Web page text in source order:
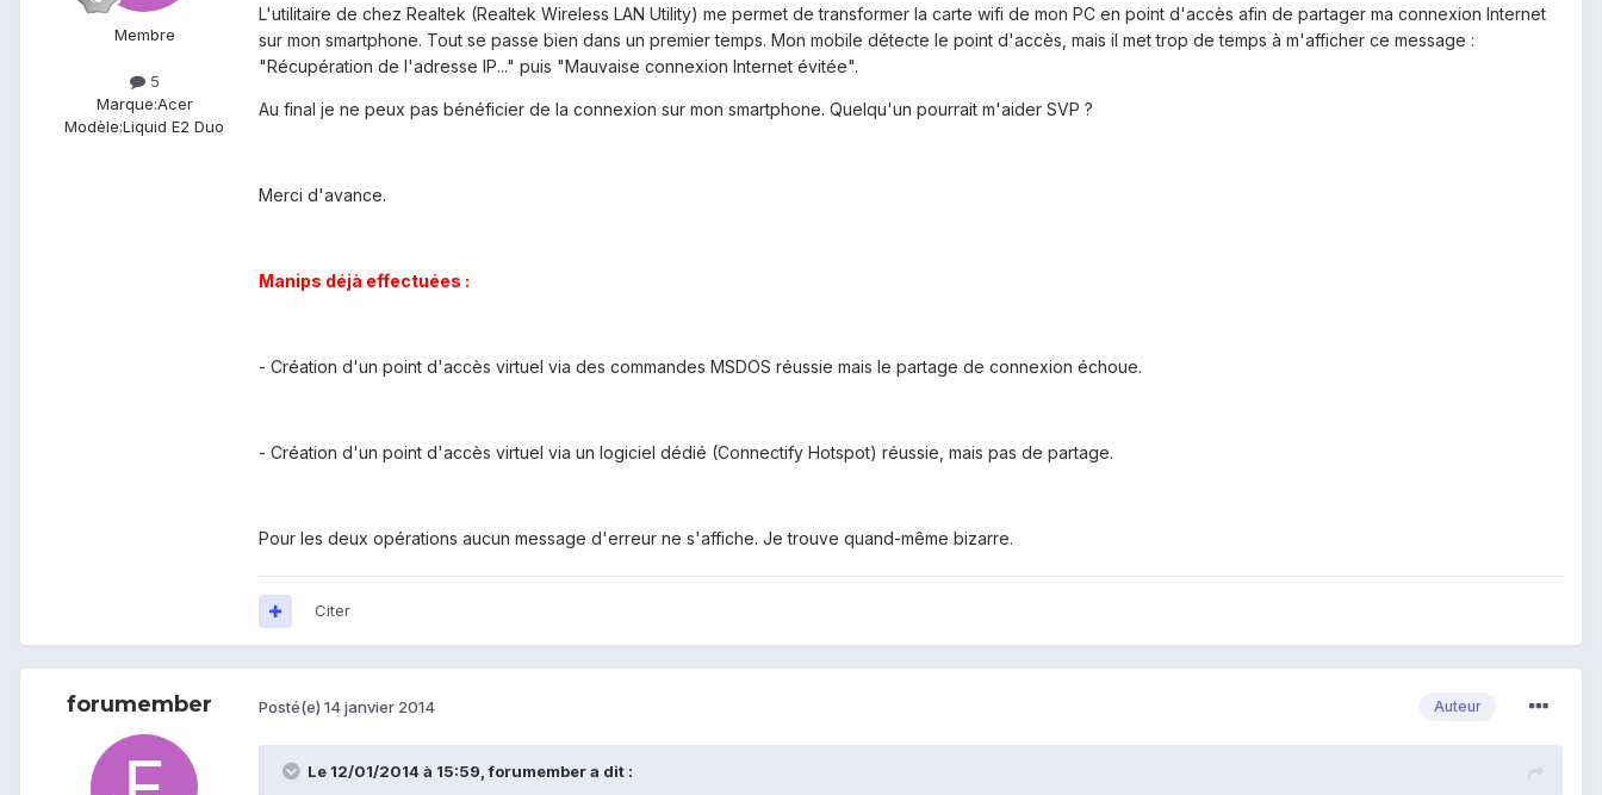
Membre
5
Marque:Acer
Modèle:Liquid E2 Duo
L'utilitaire de chez Realtek (Realtek Wireless LAN Utility) me permet de transformer la carte wifi de mon PC en point d'accès afin de partager ma connexion Internet
sur mon smartphone. Tout se passe bien dans un premier temps. Mon mobile détecte le point d'accès, mais il met trop de temps à m'afficher ce message :
"Récupération de l'adresse IP..." puis "Mauvaise connexion Internet évitée".
Au final je ne peux pas bénéficier de la connexion sur mon smartphone. Quelqu'un pourrait m'aider SVP ?
Merci d'avance.
Manips déjà effectuées :
- Création d'un point d'accès virtuel via des commandes MSDOS réussie mais le partage de connexion échoue.
- Création d'un point d'accès virtuel via un logiciel dédié (Connectify Hotspot) réussie, mais pas de partage.
Pour les deux opérations aucun message d'erreur ne s'affiche. Je trouve quand-même bizarre.
Citer
forumember Auteur
Posté(e) 14 janvier 2014
Le 12/01/2014 à 15:59, forumember a dit :